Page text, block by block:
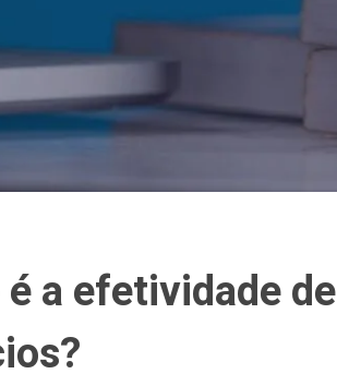
é a efetividade de